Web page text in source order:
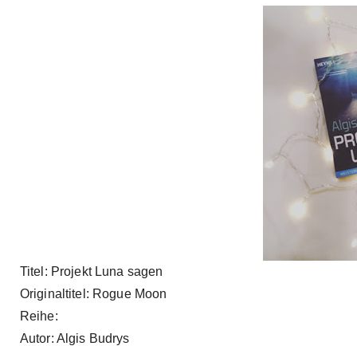
Titel: Projekt Luna sagen
Originaltitel: Rogue Moon
Reihe:
Autor: Algis Budrys